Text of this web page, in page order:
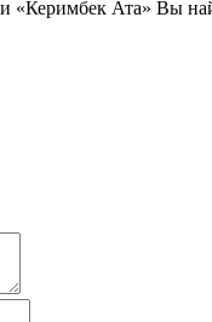
Ата» Вы